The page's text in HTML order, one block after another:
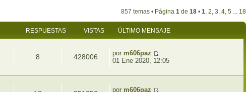
857 temas • Página 1 de 18 • 1 2 3 4 5 18
RESPUESTAS VISTAS ÚLTIMO MENSAJE
8 428006 por m606paz
01 Ene 2020, 12:05
por m606paz